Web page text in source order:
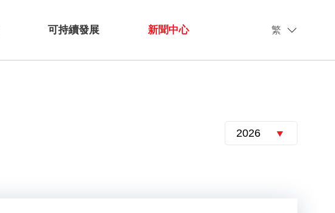
可持續發展 新聞中心 繁
2026